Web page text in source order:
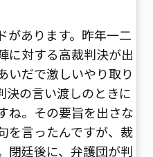
あります。昨年一二
に対する高裁判決が出
いだで激しいやり取り
決の言い渡しのときに
ね。その要旨を出さな
を言ったんですが、裁
閉廷後に、弁護団が判